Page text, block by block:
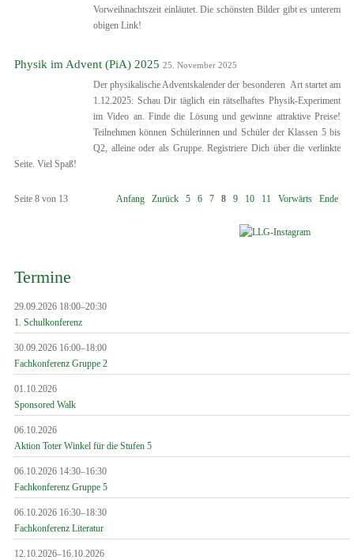
Vorweihnachtszeit einläutet. Die schönsten Bilder gibt es unterem
obigen Link!
Physik im Advent (PiA) 2025 25. November 2025
Der physikalische Adventskalender der besonderen Art startet am
1.12.2025: Schau Dir täglich ein rätselhaftes Physik-Experiment
im Video an. Finde die Lösung und gewinne attraktive Preise!
Teilnehmen können Schülerinnen und Schüler der Klassen 5 bis
Q2, alleine oder als Gruppe. Registriere Dich über die verlinkte
Seite. Viel Spaß!
Seite 8 von 13 Anfang Zurück 5 6 7 8 9 10 11 Vorwärts Ende
Termine
29.09.2026 18:00–20:30
1. Schulkonferenz
30.09.2026 16:00–18:00
Fachkonferenz Gruppe 2
01.10.2026
Sponsored Walk
06.10.2026
Aktion Toter Winkel für die Stufen 5
06.10.2026 14:30–16:30
Fachkonferenz Gruppe 5
06.10.2026 16:30–18:30
Fachkonferenz Literatur
12.10.2026–16.10.2026